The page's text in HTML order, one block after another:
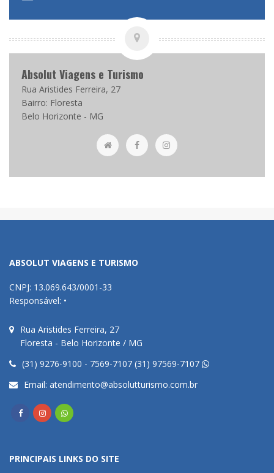
Absolut Viagens e Turismo
Rua Aristides Ferreira, 27
Bairro: Floresta
Belo Horizonte - MG
ABSOLUT VIAGENS E TURISMO
CNPJ: 13.069.643/0001-33
Responsável: •
Rua Aristides Ferreira, 27
Floresta - Belo Horizonte / MG
(31) 9276-9100 - 7569-7107 (31) 97569-7107
Email: atendimento@absolutturismo.com.br
PRINCIPAIS LINKS DO SITE